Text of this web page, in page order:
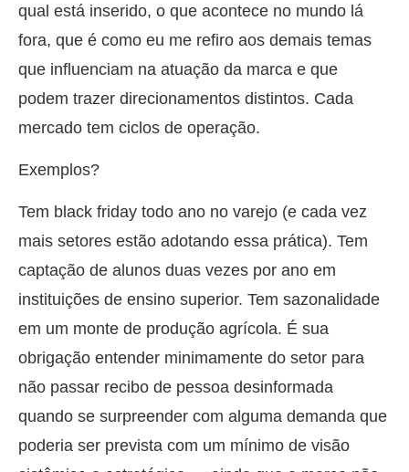
qual está inserido, o que acontece no mundo lá
fora, que é como eu me refiro aos demais temas
que influenciam na atuação da marca e que
podem trazer direcionamentos distintos. Cada
mercado tem ciclos de operação.
Exemplos?
Tem black friday todo ano no varejo (e cada vez
mais setores estão adotando essa prática). Tem
captação de alunos duas vezes por ano em
instituições de ensino superior. Tem sazonalidade
em um monte de produção agrícola. É sua
obrigação entender minimamente do setor para
não passar recibo de pessoa desinformada
quando se surpreender com alguma demanda que
poderia ser prevista com um mínimo de visão